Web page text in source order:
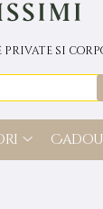
private si